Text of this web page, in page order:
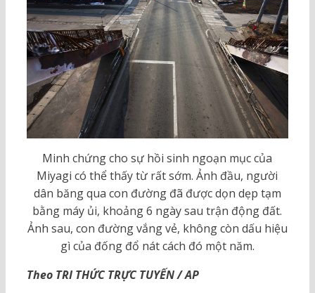
Minh chứng cho sự hồi sinh ngoạn mục của
Miyagi có thể thấy từ rất sớm. Ảnh đầu, người
dân băng qua con đường đã được dọn dẹp tạm
bằng máy ủi, khoảng 6 ngày sau trận động đất.
Ảnh sau, con đường vắng vẻ, không còn dấu hiệu
gì của đống đổ nát cách đó một năm.
Theo TRI THỨC TRỰC TUYẾN / AP